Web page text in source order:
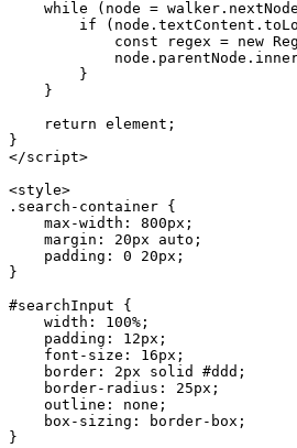
    while
(node = walker. nextNode
        if
(node.textContent.
            const
regex = new
        }
    }
    return
element;
}
</script>
<style>
.search-container {
    max-width
: 800px ;
    margin
: 20px auto ;
    padding
: 0 20px ;
}
#searchInput {
    width
: 100% ;
    padding
: 12px ;
    font-size
: 16px ;
    border
: 2px solid #ddd ;
    border-radius
: 25px ;
    outline
: none ;
    box-sizing
: border-box ;
}